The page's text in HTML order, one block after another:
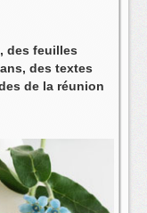
des feuilles
des textes
de la réunion